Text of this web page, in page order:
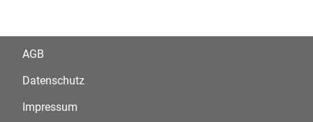
AGB
Datenschutz
Impressum